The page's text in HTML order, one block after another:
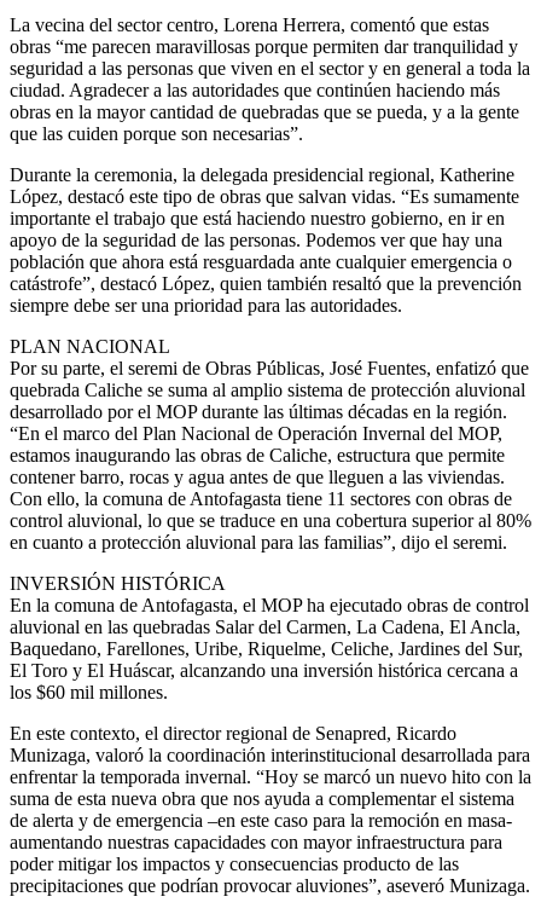
La vecina del sector centro, Lorena Herrera, comentó que estas
obras “me parecen maravillosas porque permiten dar tranquilidad y
seguridad a las personas que viven en el sector y en general a toda la
ciudad. Agradecer a las autoridades que continúen haciendo más
obras en la mayor cantidad de quebradas que se pueda, y a la gente
que las cuiden porque son necesarias”.
Durante la ceremonia, la delegada presidencial regional, Katherine
López, destacó este tipo de obras que salvan vidas. “Es sumamente
importante el trabajo que está haciendo nuestro gobierno, en ir en
apoyo de la seguridad de las personas. Podemos ver que hay una
población que ahora está resguardada ante cualquier emergencia o
catástrofe”, destacó López, quien también resaltó que la prevención
siempre debe ser una prioridad para las autoridades.
PLAN NACIONAL
Por su parte, el seremi de Obras Públicas, José Fuentes, enfatizó que
quebrada Caliche se suma al amplio sistema de protección aluvional
desarrollado por el MOP durante las últimas décadas en la región.
“En el marco del Plan Nacional de Operación Invernal del MOP,
estamos inaugurando las obras de Caliche, estructura que permite
contener barro, rocas y agua antes de que lleguen a las viviendas.
Con ello, la comuna de Antofagasta tiene 11 sectores con obras de
control aluvional, lo que se traduce en una cobertura superior al 80%
en cuanto a protección aluvional para las familias”, dijo el seremi.
INVERSIÓN HISTÓRICA
En la comuna de Antofagasta, el MOP ha ejecutado obras de control
aluvional en las quebradas Salar del Carmen, La Cadena, El Ancla,
Baquedano, Farellones, Uribe, Riquelme, Celiche, Jardines del Sur,
El Toro y El Huáscar, alcanzando una inversión histórica cercana a
los $60 mil millones.
En este contexto, el director regional de Senapred, Ricardo
Munizaga, valoró la coordinación interinstitucional desarrollada para
enfrentar la temporada invernal. “Hoy se marcó un nuevo hito con la
suma de esta nueva obra que nos ayuda a complementar el sistema
de alerta y de emergencia –en este caso para la remoción en masa-
aumentando nuestras capacidades con mayor infraestructura para
poder mitigar los impactos y consecuencias producto de las
precipitaciones que podrían provocar aluviones”, aseveró Munizaga.